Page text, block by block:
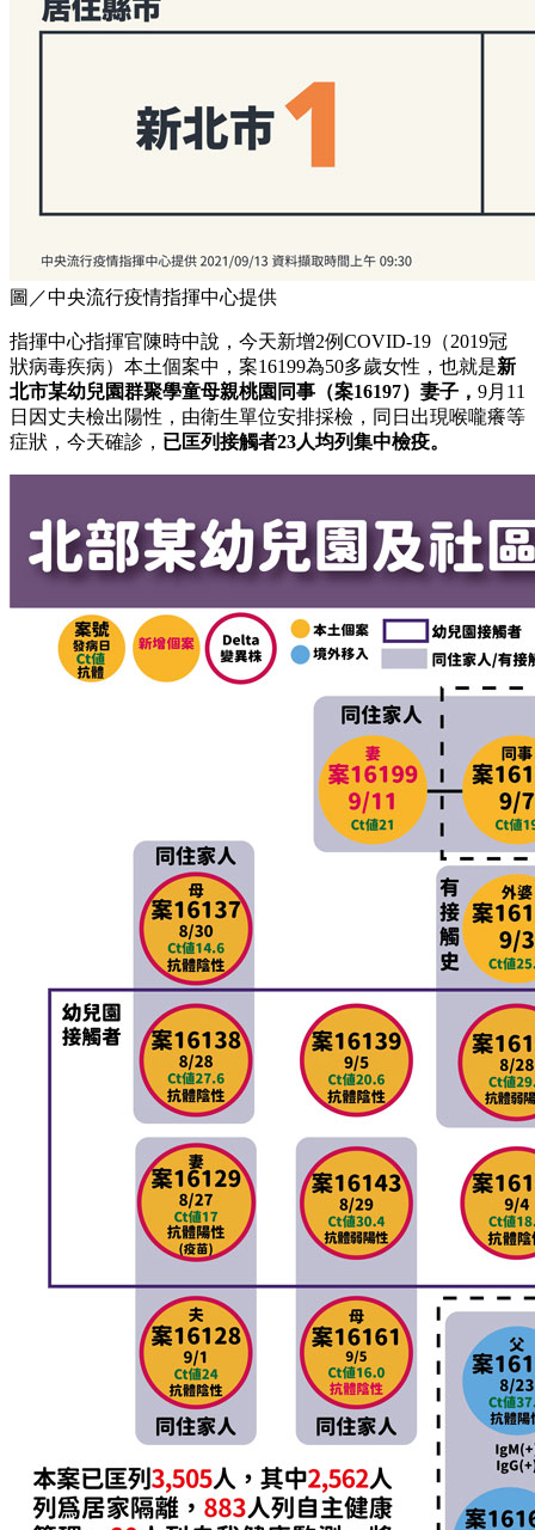
圖／中央流行疫情指揮中心提供
指揮中心指揮官陳時中說，今天新增2例COVID-19（2019冠
狀病毒疾病）本土個案中，案16199為50多歲女性，也就是新
北市某幼兒園群聚學童母親桃園同事（案16197）妻子， 9月11
日因丈夫檢出陽性，由衛生單位安排採檢，同日出現喉嚨癢等
症狀，今天確診， 已匡列接觸者23人均列集中檢疫。